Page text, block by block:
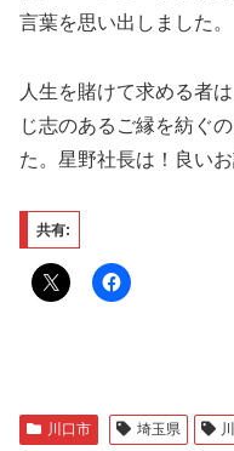
言葉を思い出しました。
人生を賭けて求める者
じ志のあるご縁を紡ぐ
た。星野社長は！良い
共有:
川口市 埼玉県